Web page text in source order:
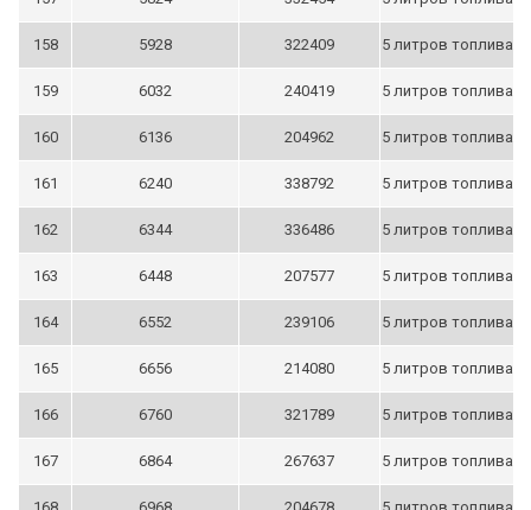
158 5928 322409 5 литров топлива
159 6032 240419 5 литров топлива
160 6136 204962 5 литров топлива
161 6240 338792 5 литров топлива
162 6344 336486 5 литров топлива
163 6448 207577 5 литров топлива
164 6552 239106 5 литров топлива
165 6656 214080 5 литров топлива
166 6760 321789 5 литров топлива
167 6864 267637 5 литров топлива